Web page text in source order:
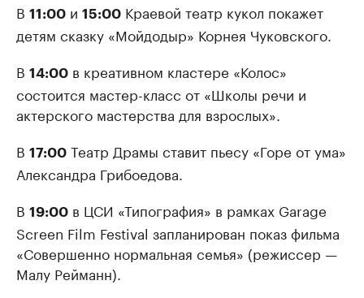
В 11:00 и 15:00 Краевой театр кукол покажет
детям сказку «Мойдодыр» Корнея Чуковского.
В 14:00 в креативном кластере «Колос»
состоится мастер-класс от «Школы речи и
актерского мастерства для взрослых».
В 17:00 Театр Драмы ставит пьесу «Горе от ума»
Александра Грибоедова.
В 19:00 в ЦСИ «Типография» в рамках Garage
Screen Film Festival запланирован показ фильма
«Совершенно нормальная семья» (режиссер —
Малу Рейманн).